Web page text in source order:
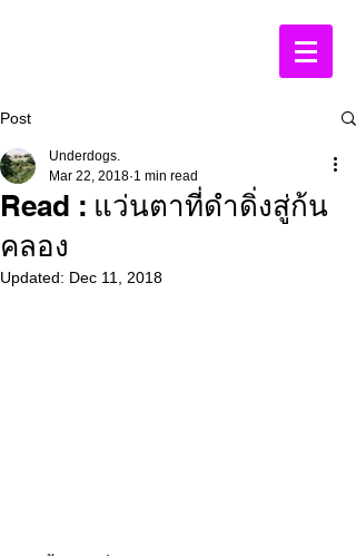
Post
Read : แว่นตาที่ดำดิ่งสู่ก้น
คลอง
Underdogs.
Mar 22, 2018 1 min read
Updated: Dec 11, 2018